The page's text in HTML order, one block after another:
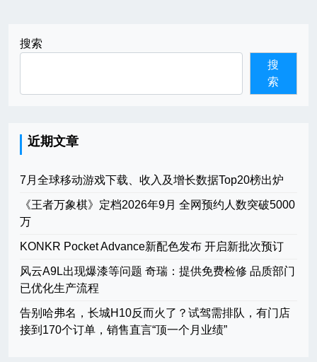
搜索
搜
索
近期文章
7月全球移动游戏下载、收入及增长数据Top20榜出炉
《王者万象棋》定档2026年9月 全网预约人数突破5000
万
KONKR Pocket Advance新配色发布 开启新批次预订
风云A9L出现爆漆等问题 奇瑞：提供免费检修 品质部门
已优化生产流程
告别哈弗名，长城H10反而火了？试驾需排队，有门店
接到170个订单，销售直言“顶一个月业绩”